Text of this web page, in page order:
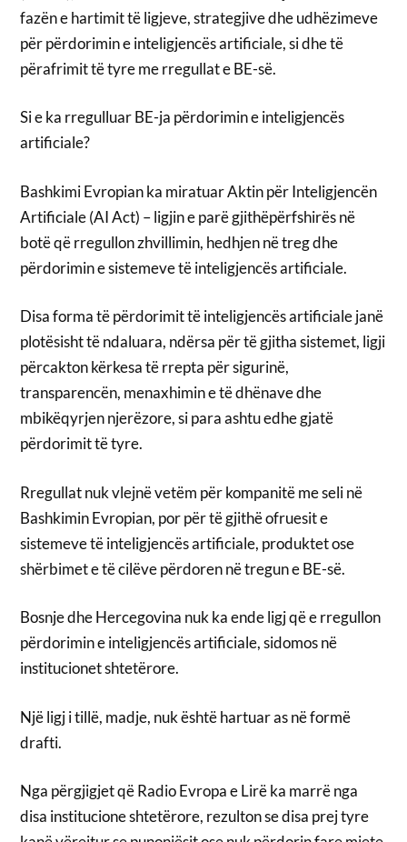
fazën e hartimit të ligjeve, strategjive dhe udhëzimeve
për përdorimin e inteligjencës artificiale, si dhe të
përafrimit të tyre me rregullat e BE-së.
Si e ka rregulluar BE-ja përdorimin e inteligjencës
artificiale?
Bashkimi Evropian ka miratuar Aktin për Inteligjencën
Artificiale (AI Act) – ligjin e parë gjithëpërfshirës në
botë që rregullon zhvillimin, hedhjen në treg dhe
përdorimin e sistemeve të inteligjencës artificiale.
Disa forma të përdorimit të inteligjencës artificiale janë
plotësisht të ndaluara, ndërsa për të gjitha sistemet, ligji
përcakton kërkesa të rrepta për sigurinë,
transparencën, menaxhimin e të dhënave dhe
mbikëqyrjen njerëzore, si para ashtu edhe gjatë
përdorimit të tyre.
Rregullat nuk vlejnë vetëm për kompanitë me seli në
Bashkimin Evropian, por për të gjithë ofruesit e
sistemeve të inteligjencës artificiale, produktet ose
shërbimet e të cilëve përdoren në tregun e BE-së.
Bosnje dhe Hercegovina nuk ka ende ligj që e rregullon
përdorimin e inteligjencës artificiale, sidomos në
institucionet shtetërore.
Një ligj i tillë, madje, nuk është hartuar as në formë
drafti.
Nga përgjigjet që Radio Evropa e Lirë ka marrë nga
disa institucione shtetërore, rezulton se disa prej tyre